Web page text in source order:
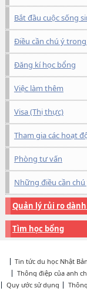
Bắt đầu cuộc sống
Điều cần chú ý
Đăng kí học bổng
Việc làm thêm
Visa (Thị thực)
Tham gia các hoạt
Phòng tư vấn
Những điều cần
Quản lý rủi ro
Tìm học bổng
Tin tức du học Nhật Bản
Thông điệp của anh
Quy ước sử dụng